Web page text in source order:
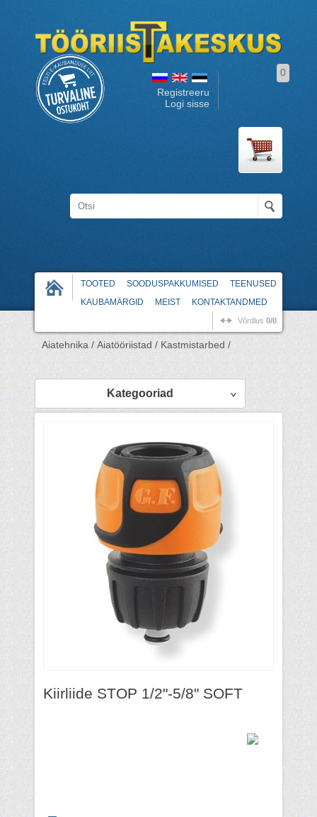
Registreeru
Logi sisse
0
TOOTED SOODUSPAKKUMISED
TEENUSED
KAUBAMÄRGID
MEIST KONTAKTANDMED
Võrdlus 0/0
Aiatehnika / Aiatööriistad / Kastmistarbed /
Kategooriad
Kiirliide STOP 1/2"-5/8" SOFT